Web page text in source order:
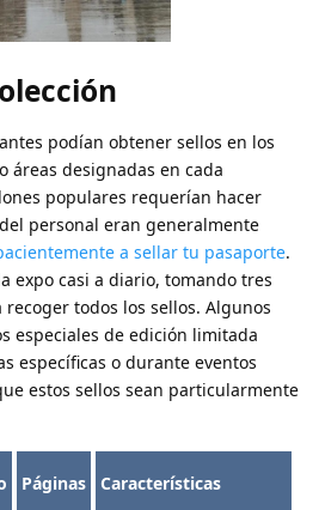
podían obtener sellos en los
áreas designadas en cada
populares requerían hacer
personal eran generalmente
a sellar tu pasaporte.
expo casi a diario, tomando tres
todos los sellos. Algunos
especiales de edición limitada
específicas o durante eventos
estos sellos sean particularmente
Páginas Características